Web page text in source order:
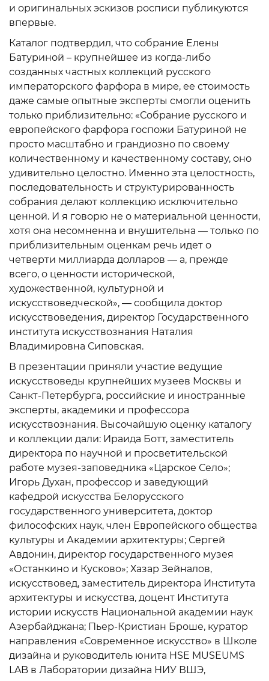
и оригинальных эскизов росписи публикуются
впервые.
Каталог подтвердил, что собрание Елены
Батуриной – крупнейшее из когда-либо
созданных частных коллекций русского
императорского фарфора в мире, ее стоимость
даже самые опытные эксперты смогли оценить
только приблизительно: «Собрание русского и
европейского фарфора госпожи Батуриной не
просто масштабно и грандиозно по своему
количественному и качественному составу, оно
удивительно целостно. Именно эта целостность,
последовательность и структурированность
собрания делают коллекцию исключительно
ценной. И я говорю не о материальной ценности,
хотя она несомненна и внушительна — только по
приблизительным оценкам речь идет о
четверти миллиарда долларов — а, прежде
всего, о ценности исторической,
художественной, культурной и
искусствоведческой», — сообщила доктор
искусствоведения, директор Государственного
института искусствознания Наталия
Владимировна Сиповская.
В презентации приняли участие ведущие
искусствоведы крупнейших музеев Москвы и
Санкт-Петербурга, российские и иностранные
эксперты, академики и профессора
искусствознания. Высочайшую оценку каталогу
и коллекции дали: Ираида Ботт, заместитель
директора по научной и просветительской
работе музея-заповедника «Царское Село»;
Игорь Духан, профессор и заведующий
кафедрой искусства Белорусского
государственного университета, доктор
философских наук, член Европейского общества
культуры и Академии архитектуры; Сергей
Авдонин, директор государственного музея
«Останкино и Кусково»; Хазар Зейналов,
искусствовед, заместитель директора Института
архитектуры и искусства, доцент Института
истории искусств Национальной академии наук
Азербайджана; Пьер-Кристиан Броше, куратор
направления «Современное искусство» в Школе
дизайна и руководитель юнита HSE MUSEUMS
LAB в Лаборатории дизайна НИУ ВШЭ,